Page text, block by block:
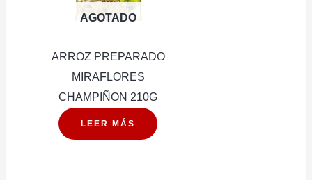
AGOTADO
ARROZ PREPARADO
MIRAFLORES
CHAMPIÑON 210G
LEER MÁS